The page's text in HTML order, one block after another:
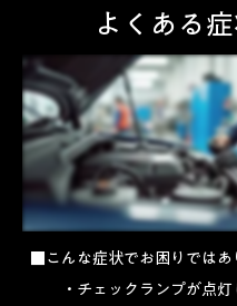
よくある
■こんな症状でお困りではあ
・チェックランプが点灯